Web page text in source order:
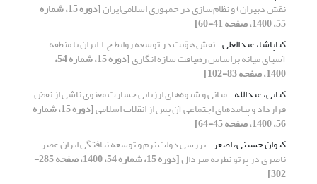
نقش دبیران) و نظام‌سازی در جمهوری اسلامی‌ایران [دوره 15، شماره
55، 1400، صفحه 41-60]
کیاپاشا، عبدالعلی نقش هوّیت در توسعه روابط ج.ا.ایران با منطقه
آسیای میانه براساس رهیافت سازه انگاری [دوره 15، شماره 54،
1400، صفحه 83-102]
کیایی، عبدالله مبانی و شیوه‌های ارزیابی خسارت معنوی ناشی از نقض
قرارداد و پیامدهای اجتماعی آن پس از انقلاب اسلامی [دوره 15، شماره
56، 1400، صفحه 45-64]
کیوان حسینی، اصغر بررسی دولت نرم و توسعه نیافتگی ایران عصر
ناصری در پرتو نظریه میردال [دوره 15، شماره 54، 1400، صفحه 285-
302]